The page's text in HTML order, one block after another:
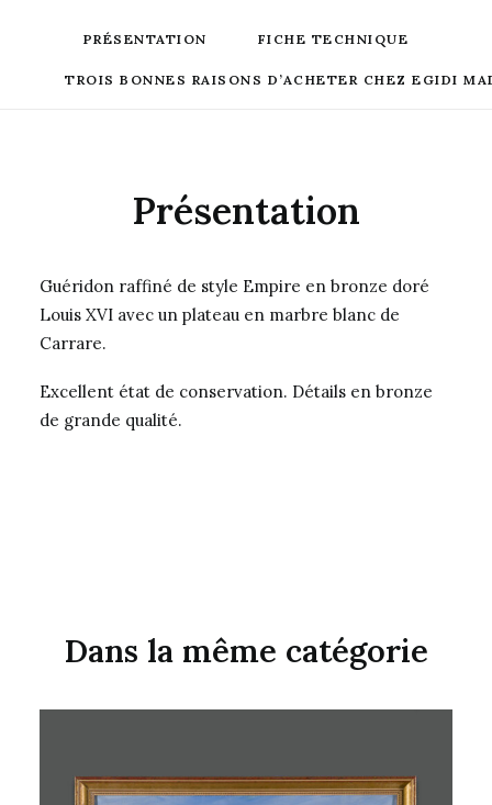
PRÉSENTATION FICHE TECHNIQUE
TROIS BONNES RAISONS D’ACHETER CHEZ EGIDI
Présentation
Guéridon raffiné de style Empire en bronze doré
Louis XVI avec un plateau en marbre blanc de
Carrare.
Excellent état de conservation. Détails en bronze
de grande qualité.
Dans la même catégorie